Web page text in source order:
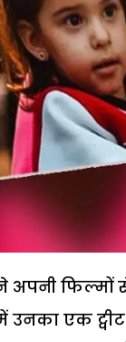
फिल्मों
में उनका एक